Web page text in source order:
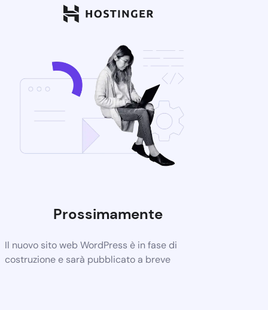
Prossimamente
Il nuovo sito web WordPress è in fase di
costruzione e sarà pubblicato a breve